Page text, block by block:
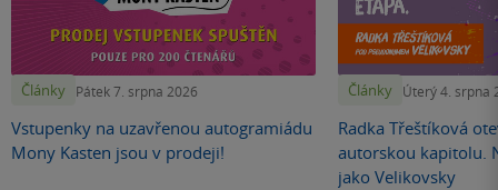
Články Pátek 7. srpna 2026
Vstupenky na uzavřenou autogramiádu
Mony Kasten jsou v prodeji!
Články Úterý 4. srpna
Radka Třeštíková
autorskou kapitolu.
jako Velikovsky